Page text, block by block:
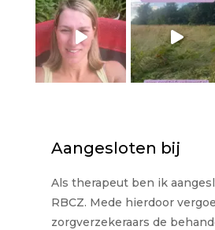
Aangesloten bij
Als therapeut ben ik
RBCZ. Mede hierdoor
zorgverzekeraars de